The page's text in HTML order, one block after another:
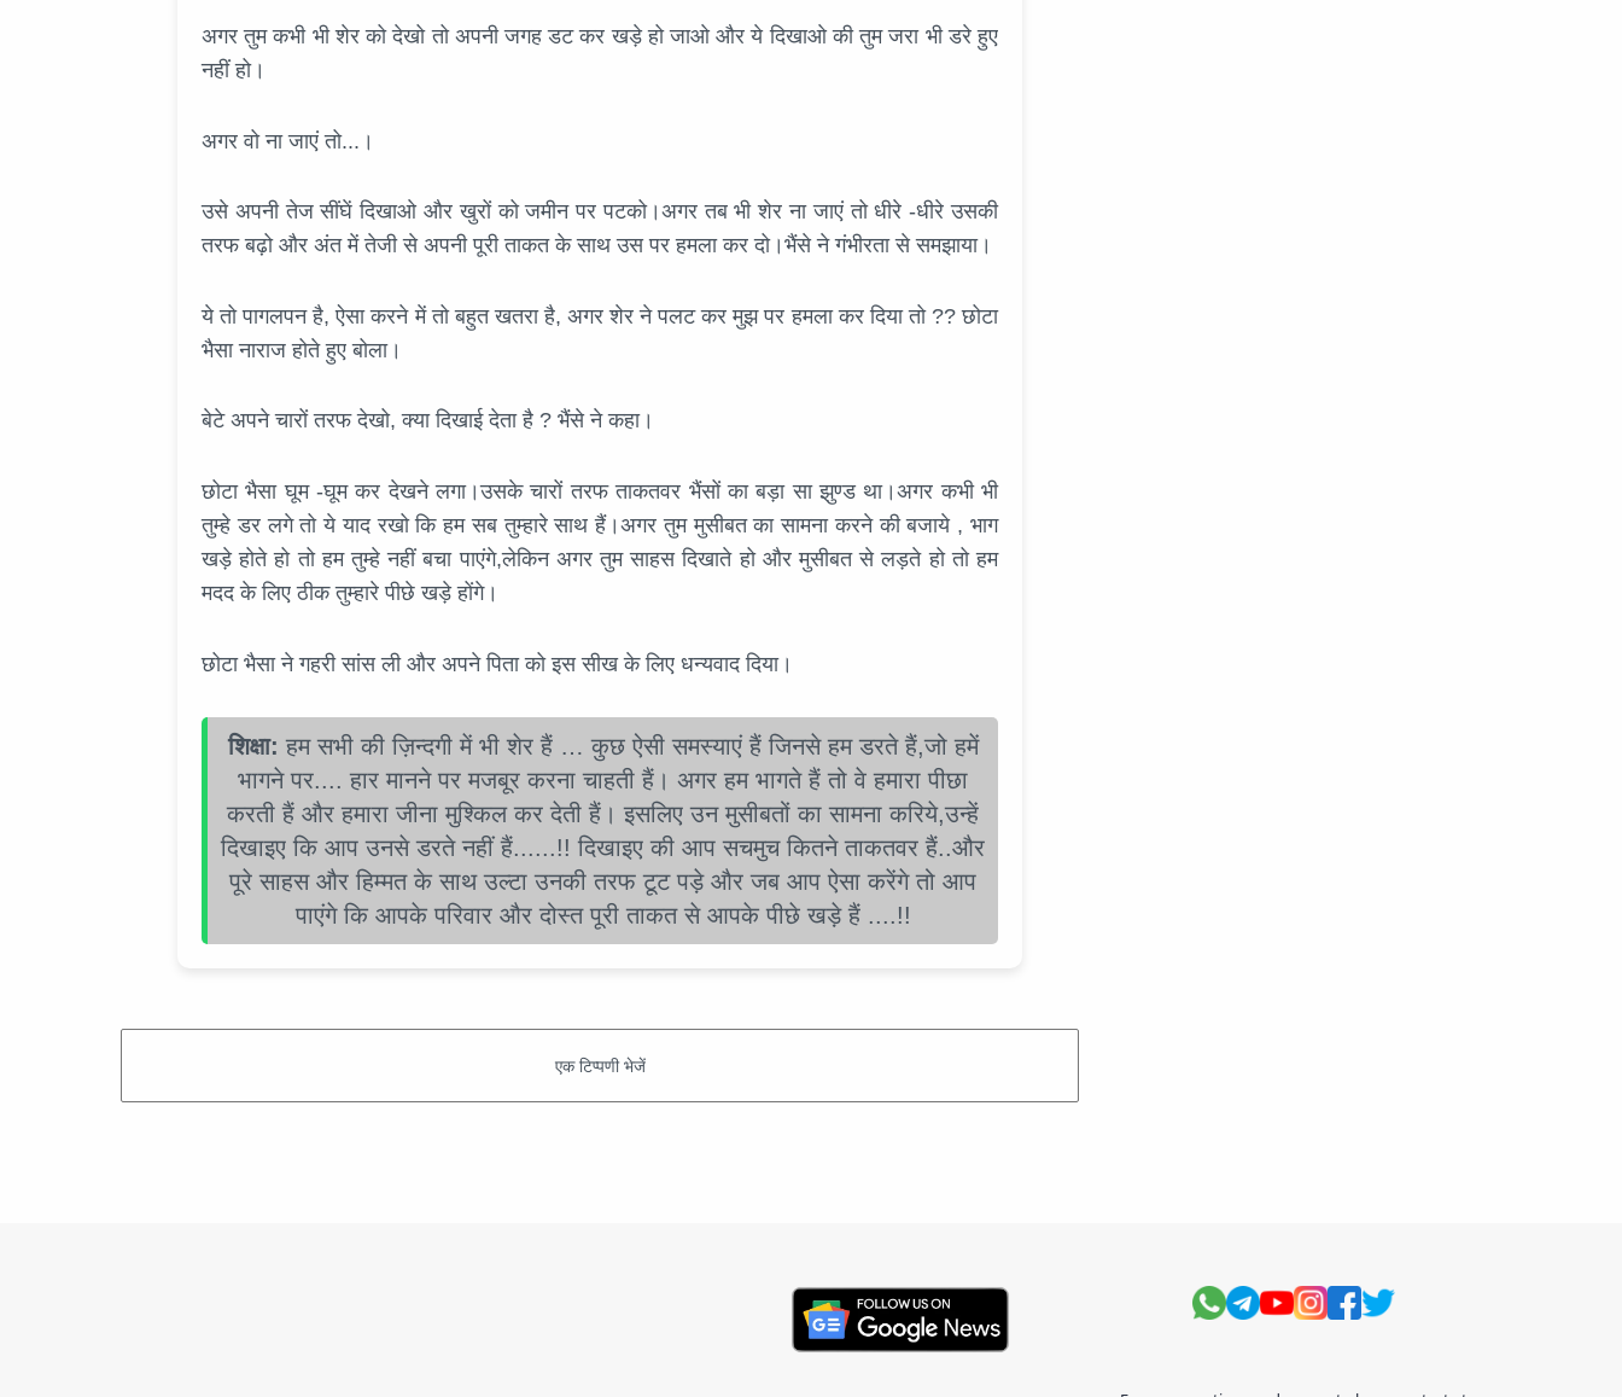
अगर तुम कभी भी शेर को देखो तो अपनी जगह डट कर खड़े हो जाओ और ये दिखाओ की तुम जरा भी डरे हुए
नहीं हो।
अगर वो ना जाएं तो...।
उसे अपनी तेज सींघें दिखाओ और खुरों को जमीन पर पटको।अगर तब भी शेर ना जाएं तो धीरे -धीरे उसकी
तरफ बढ़ो और अंत में तेजी से अपनी पूरी ताकत के साथ उस पर हमला कर दो।भैंसे ने गंभीरता से समझाया।
ये तो पागलपन है, ऐसा करने में तो बहुत खतरा है, अगर शेर ने पलट कर मुझ पर हमला कर दिया तो ?? छोटा
भैसा नाराज होते हुए बोला।
बेटे अपने चारों तरफ देखो, क्या दिखाई देता है ? भैंसे ने कहा।
छोटा भैसा घूम -घूम कर देखने लगा।उसके चारों तरफ ताकतवर भैंसों का बड़ा सा झुण्ड था।अगर कभी भी
तुम्हे डर लगे तो ये याद रखो कि हम सब तुम्हारे साथ हैं।अगर तुम मुसीबत का सामना करने की बजाये , भाग
खड़े होते हो तो हम तुम्हे नहीं बचा पाएंगे,लेकिन अगर तुम साहस दिखाते हो और मुसीबत से लड़ते हो तो हम
मदद के लिए ठीक तुम्हारे पीछे खड़े होंगे।
छोटा भैसा ने गहरी सांस ली और अपने पिता को इस सीख के लिए धन्यवाद दिया।
शिक्षा: हम सभी की ज़िन्दगी में भी शेर हैं … कुछ ऐसी समस्याएं हैं जिनसे हम डरते हैं,जो हमें
भागने पर.... हार मानने पर मजबूर करना चाहती हैं। अगर हम भागते हैं तो वे हमारा पीछा
करती हैं और हमारा जीना मुश्किल कर देती हैं। इसलिए उन मुसीबतों का सामना करिये,उन्हें
दिखाइए कि आप उनसे डरते नहीं हैं......!! दिखाइए की आप सचमुच कितने ताकतवर हैं..और
पूरे साहस और हिम्मत के साथ उल्टा उनकी तरफ टूट पड़े और जब आप ऐसा करेंगे तो आप
पाएंगे कि आपके परिवार और दोस्त पूरी ताकत से आपके पीछे खड़े हैं ....!!